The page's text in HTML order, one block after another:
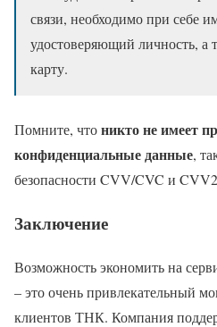
связи, необходимо при себе
удостоверяющий личность, а
карту.
Помните, чтоникто не имеет
конфиденциальные данные,
безопасности CVV/CVC и
Заключение
Возможность экономить на
– это очень привлекательный
клиентов ТНК. Компания